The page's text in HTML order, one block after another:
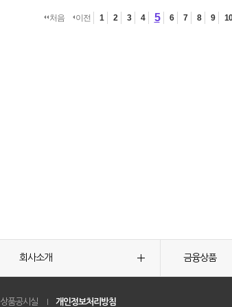
처음 이전 1 2 3 4 5 6 7 8 9 10
회사소개 금융상품
상품공시실 개인정보처리방침